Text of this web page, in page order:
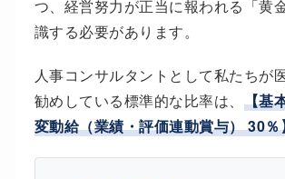
つ、経営努力が正当に報われる「黄
識する必要があります。
人事コンサルタントとして私たちが
勧めしている標準的な比率は、 【基
変動給（業績・評価連動賞与） 30％